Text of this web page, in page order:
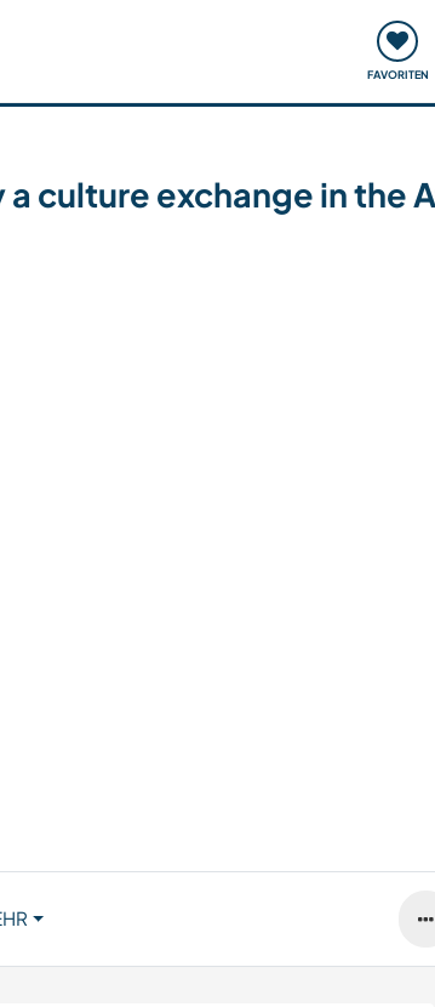
FAVORITEN
Reisen &
a culture exchange in the